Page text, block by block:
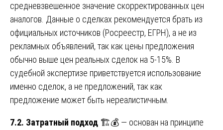
средневзвешенное значение скорректированных цен
аналогов. Данные о сделках рекомендуется брать из
официальных источников (Росреестр, ЕГРН), а не из
рекламных объявлений, так как цены предложения
обычно выше цен реальных сделок на 5-15%. В
судебной экспертизе приветствуется использование
именно сделок, а не предложений, так как
предложение может быть нереалистичным.
7.2. Затратный подход 🏗️💰 — основан на принципе